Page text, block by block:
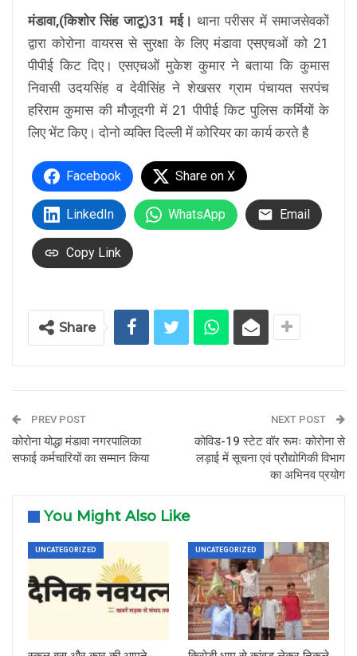
मंडावा,(किशोर सिंह जाटू)31 मई। थाना परीसर में समाजसेवकों
द्वारा कोरोना वायरस से सुरक्षा के लिए मंडावा एसएचओं को 21
पीपीई किट दिए। एसएचओं मुकेश कुमार ने बताया कि कुमास
निवासी उदयसिंह व देवीसिंह ने शेखसर ग्राम पंचायत सरपंच
हरिराम कुमास की मौजूदगी में 21 पीपीई किट पुलिस कर्मियों के
लिए भेंट किए। दोनो व्यक्ति दिल्ली में कोरियर का कार्य करते है
Facebook Share on X
LinkedIn WhatsApp Email
Copy Link
Share
PREV POST
कोरोना योद्धा मंडावा नगरपालिका
सफाई कर्मचारियों का सम्मान किया
NEXT POST
कोविड-19 स्टेट वॉर रूमः कोरोना से
लड़ाई में सूचना एवं प्रौद्योगिकी विभाग
का अभिनव प्रयोग
You Might Also Like
UNCATEGORIZED UNCATEGORIZED